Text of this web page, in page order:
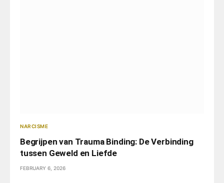
NARCISME
Begrijpen van Trauma Binding: De Verbinding
tussen Geweld en Liefde
FEBRUARY 6, 2026